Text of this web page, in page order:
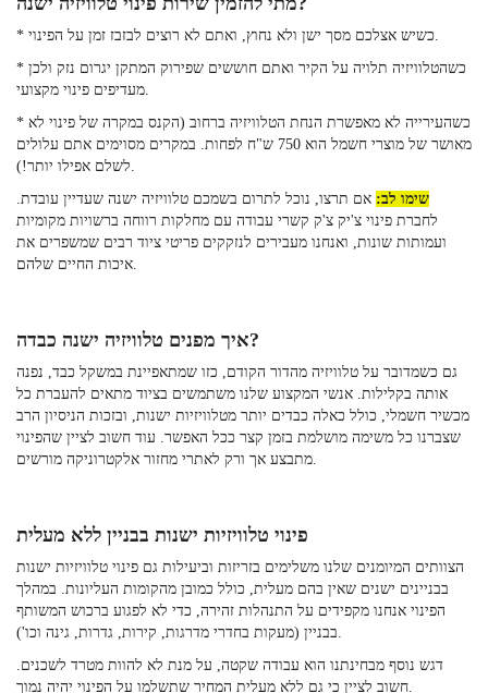
* כשהטלוויזיה תלויה על הקיר ואתם חוששים שפירוק המתקן יגרום נזק ולכן
* כשהעירייה לא מאפשרת הנחת הטלוויזיה ברחוב (הקנס במקרה של פינוי לא
מאושר של מוצרי חשמל הוא 750 ש"ח לפחות. במקרים מסוימים אתם עלולים
שימו לב: אם תרצו, נוכל לתרום בשמכם טלוויזיה ישנה שעדיין עובדת.
לחברת פינוי צ'יק צ'ק קשרי עבודה עם מחלקות רווחה ברשויות מקומיות
ועמותות שונות, ואנחנו מעבירים לנזקקים פריטי ציוד רבים שמשפרים את
איך מפנים טלוויזיה ישנה כבדה?
גם כשמדובר על טלוויזיה מהדור הקודם, כזו שמתאפיינת במשקל כבד, נפנה
אותה בקלילות. אנשי המקצוע שלנו משתמשים בציוד מתאים להעברת כל
מכשיר חשמלי, כולל כאלה כבדים יותר מטלוויזיות ישנות, ובזכות הניסיון הרב
שצברנו כל משימה מושלמת בזמן קצר ככל האפשר. עוד חשוב לציין שהפינוי
פינוי טלוויזיות ישנות בבניין ללא מעלית
הצוותים המיומנים שלנו משלימים בזריזות וביעילות גם פינוי טלוויזיות ישנות
בבניינים ישנים שאין בהם מעלית, כולל כמובן מהקומות העליונות. במהלך
הפינוי אנחנו מקפידים על התנהלות זהירה, כדי לא לפגוע ברכוש המשותף
דגש נוסף מבחינתנו הוא עבודה שקטה, על מנת לא להוות מטרד לשכנים.